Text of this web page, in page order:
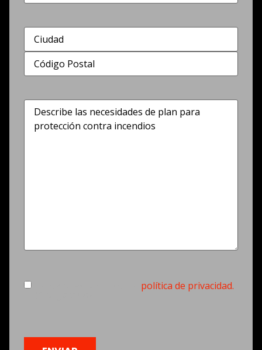
Dirección
Describe
las
necesidades
Consentimiento (Obligatorio)política de privacidad.